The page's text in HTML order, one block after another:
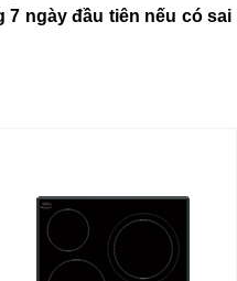
7 ngày đầu tiên nếu có sai